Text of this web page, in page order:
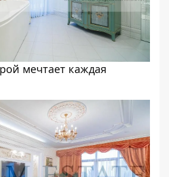
мечтает каждая